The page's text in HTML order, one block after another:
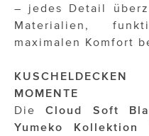
TOG Studio
Upside Down Town
ÜBER UNS
PRESS CONTACT
– jedes Detail
Materialien,
maximalen Komfort
MOMENTE
Die
Cloud Soft
Yumeko Kollektion